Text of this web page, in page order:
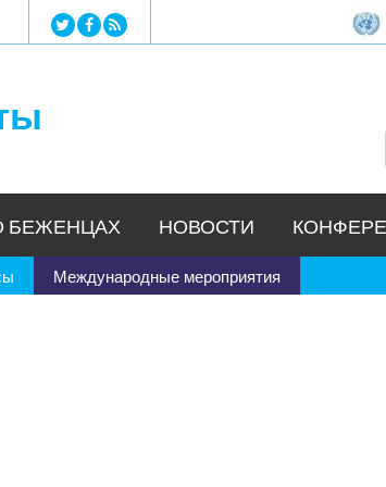
Jump to navigation
Международные мероприятия
БЕЖЕНЦАХ НОВОСТИ